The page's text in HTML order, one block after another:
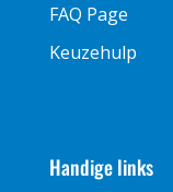
FAQ Page
Keuzehulp
Handige links